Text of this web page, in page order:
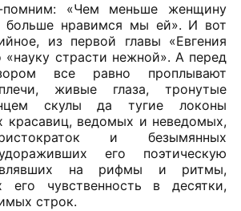
«Чем меньше женщину
нравимся мы ей». И вот
из первой главы «Евгения
страсти нежной». А перед
все равно проплывают
живые глаза, тронутые
скулы да тугие локоны
красавиц, ведомых и неведомых,
и безымянных
его поэтическую
на рифмы и ритмы,
его чувственность в десятки,
строк.